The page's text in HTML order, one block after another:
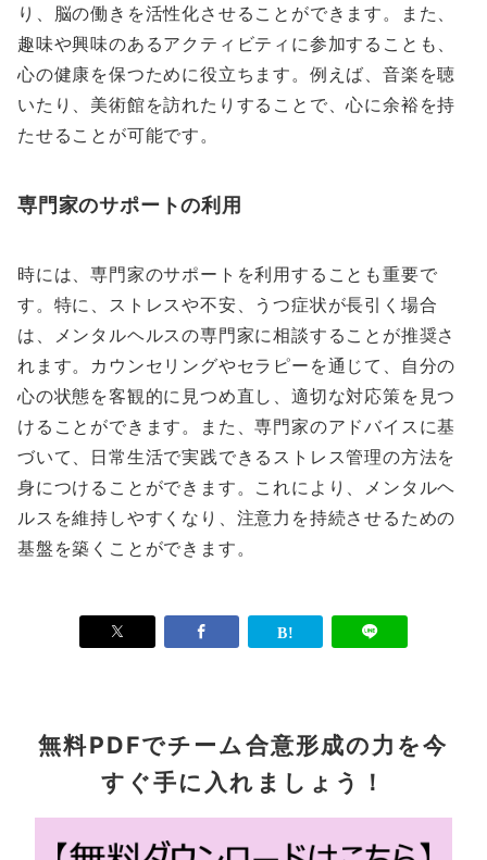
り、脳の働きを活性化させることができます。また、
趣味や興味のあるアクティビティに参加することも、
心の健康を保つために役立ちます。例えば、音楽を聴
いたり、美術館を訪れたりすることで、心に余裕を持
たせることが可能です。
専門家のサポートの利用
時には、専門家のサポートを利用することも重要で
す。特に、ストレスや不安、うつ症状が長引く場合
は、メンタルヘルスの専門家に相談することが推奨さ
れます。カウンセリングやセラピーを通じて、自分の
心の状態を客観的に見つめ直し、適切な対応策を見つ
けることができます。また、専門家のアドバイスに基
づいて、日常生活で実践できるストレス管理の方法を
身につけることができます。これにより、メンタルヘ
ルスを維持しやすくなり、注意力を持続させるための
基盤を築くことができます。
無料PDFでチーム合意形成の力を今
すぐ手に入れましょう！